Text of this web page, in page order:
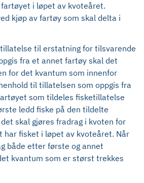
i løpet av kvoteåret.
kjøp av fartøy som skal delta i
til erstatning for tilsvarende
fra et annet fartøy skal det
for det kvantum som innenfor
til tillatelsen som oppgis fra
som tildeles fisketillatelse
ledd fiske på den tildelte
skal gjøres fradrag i kvoten for
har fisket i løpet av kvoteåret. Når
både etter første og annet
kvantum som er størst trekkes